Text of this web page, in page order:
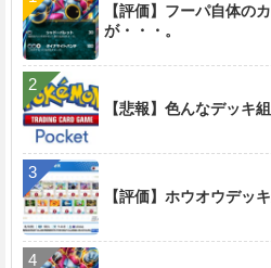
【評価】フーパ自体の
が・・・。
【悲報】色んなデッキ
【評価】ホウオウデッ